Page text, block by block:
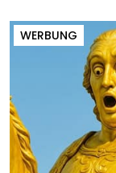
WERBUNG